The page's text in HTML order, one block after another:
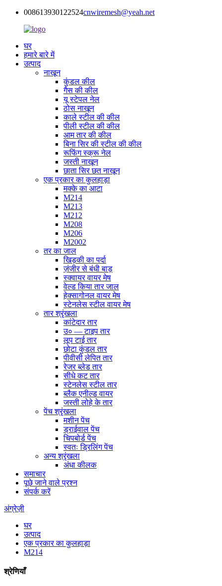
008613930122524cnwiremesh@yeah.net
घर
हमारे बारे में
उत्पाद
नाखून
कुंडल कील
गैस की कील
यू स्टेपल नेल
ठोस नाखून
काले स्टील की कील
पीली स्टील की कील
आम तार की कील
बिना सिर की स्टील की कील
रूफिंग स्क्रू नेल
जस्ती नाखून
छाता सिर छत नाखून
एक प्रकार का कुलहाड़ा
मक्के का आटा
M214
M213
M212
M208
M206
M2002
तर का जाल
खिड़की का पर्दा
ज़ंजीर से बंधी बाड़
स्क्वायर वायर मेष
वेल्ड किया तार जाल
हेक्सागोनल वायर मेष
स्टेनलेस स्टील वायर मेष
तार श्रृंखला
कांटेदार तार
उ० — टाइप तार
लूप टाई तार
छोटा कुंडल तार
पीवीसी लेपित तार
रेजर ब्लेड तार
सीधे कट तार
स्टेनलेस स्टील तार
ब्लैक एनील्ड वायर
जस्ती लोहे के तार
पेंच श्रृंखला
मशीन पेंच
ड्राईवाल पेंच
चिपबोर्ड पेंच
स्वतः ड्रिलिंग पेंच
अन्य श्रृंखला
अंधा कीलक
समाचार
पूछे जाने वाले प्रश्न
संपर्क करें
अंग्रेज़ी
घर
उत्पाद
एक प्रकार का कुलहाड़ा
M214
श्रेणियाँ